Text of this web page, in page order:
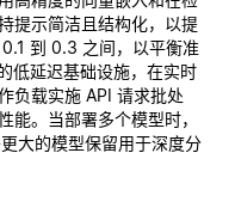
提示简洁且结构化，以提
到 0.3 之间，以平衡准
低延迟基础设施，在实时
负载实施 API 请求批处
能。当部署多个模型时，
大的模型保留用于深度分